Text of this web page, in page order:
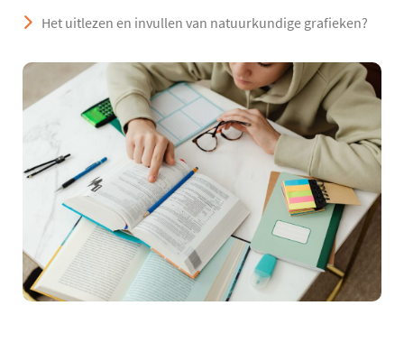
Het uitlezen en invullen van natuurkundige grafieken?